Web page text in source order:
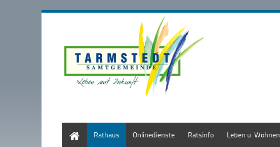
Rathaus Onlinedienste Ratsinfo Leben u. Wohnen